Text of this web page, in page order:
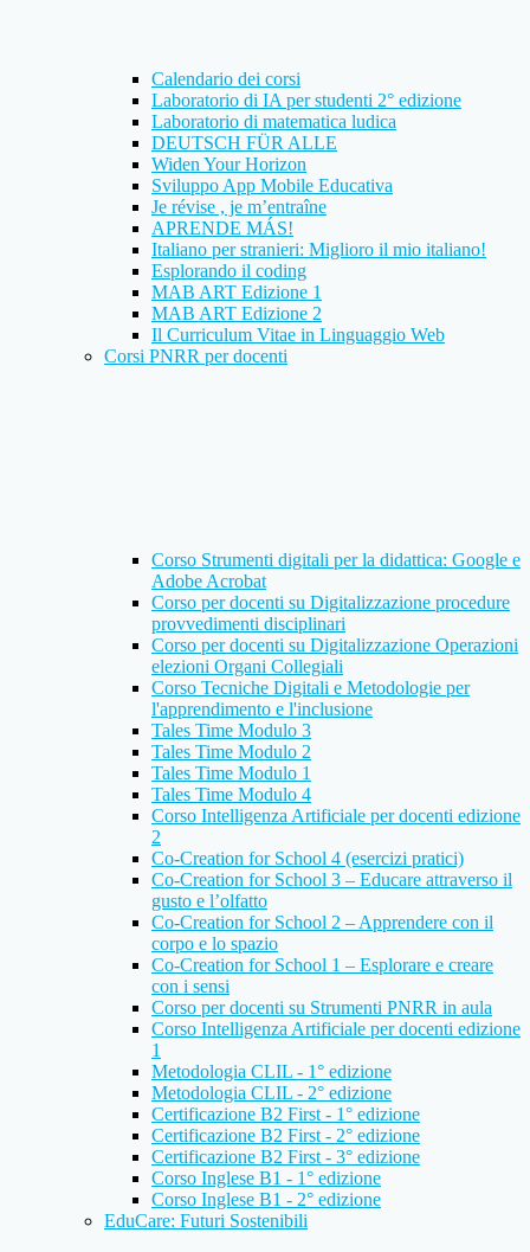
Calendario dei corsi
Laboratorio di IA per studenti 2° edizione
Laboratorio di matematica ludica
DEUTSCH FÜR ALLE
Widen Your Horizon
Sviluppo App Mobile Educativa
Je révise , je m’entraîne
APRENDE MÁS!
Italiano per stranieri: Miglioro il mio italiano!
Esplorando il coding
MAB ART Edizione 1
MAB ART Edizione 2
Il Curriculum Vitae in Linguaggio Web
Corsi PNRR per docenti
Corso Strumenti digitali per la didattica: Google e
Adobe Acrobat
Corso per docenti su Digitalizzazione procedure
provvedimenti disciplinari
Corso per docenti su Digitalizzazione Operazioni
elezioni Organi Collegiali
Corso Tecniche Digitali e Metodologie per
l'apprendimento e l'inclusione
Tales Time Modulo 3
Tales Time Modulo 2
Tales Time Modulo 1
Tales Time Modulo 4
Corso Intelligenza Artificiale per docenti edizione
2
Co-Creation for School 4 (esercizi pratici)
Co-Creation for School 3 – Educare attraverso il
gusto e l’olfatto
Co-Creation for School 2 – Apprendere con il
corpo e lo spazio
Co-Creation for School 1 – Esplorare e creare
con i sensi
Corso per docenti su Strumenti PNRR in aula
Corso Intelligenza Artificiale per docenti edizione
1
Metodologia CLIL - 1° edizione
Metodologia CLIL - 2° edizione
Certificazione B2 First - 1° edizione
Certificazione B2 First - 2° edizione
Certificazione B2 First - 3° edizione
Corso Inglese B1 - 1° edizione
Corso Inglese B1 - 2° edizione
EduCare: Futuri Sostenibili